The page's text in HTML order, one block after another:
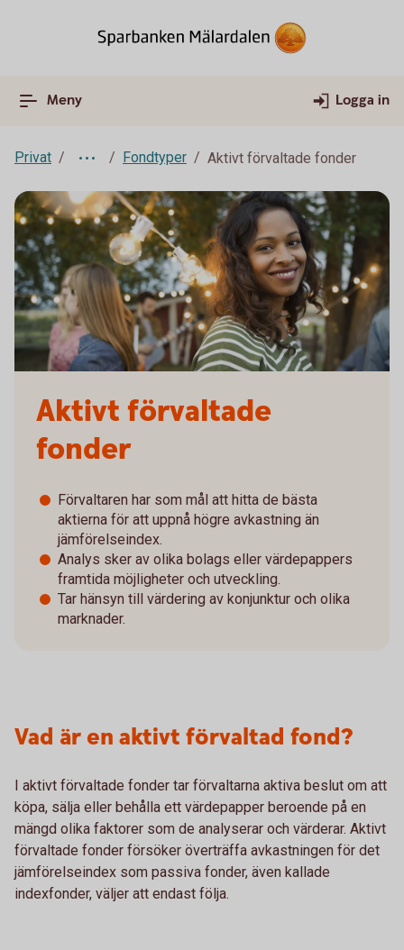
Meny Logga in
Privat Fondtyper Aktivt förvaltade fonder
Aktivt förvaltade
fonder
Förvaltaren har som mål att hitta de bästa
aktierna för att uppnå högre avkastning än
jämförelseindex.
Analys sker av olika bolags eller värdepappers
framtida möjligheter och utveckling.
Tar hänsyn till värdering av konjunktur och olika
marknader.
Vad är en aktivt förvaltad fond?
I aktivt förvaltade fonder tar förvaltarna aktiva beslut om att
köpa, sälja eller behålla ett värdepapper beroende på en
mängd olika faktorer som de analyserar och värderar. Aktivt
förvaltade fonder försöker överträffa avkastningen för det
jämförelseindex som passiva fonder, även kallade
indexfonder, väljer att endast följa.